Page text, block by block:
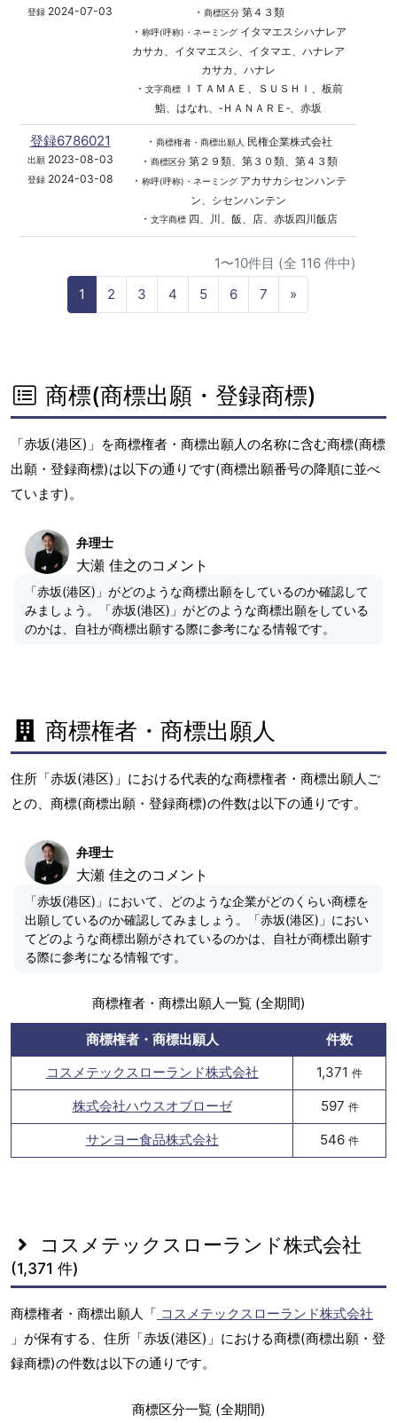
登録 2024-07-03
・ 商標区分第４３類
・ 称呼(呼称)・ネーミングイタマエスシハナレア
カサカ、イタマエスシ、イタマエ、ハナレア
カサカ、ハナレ
・ 文字商標ＩＴＡＭＡＥ、ＳＵＳＨＩ、板前
鮨、はなれ、‐ＨＡＮＡＲＥ‐、赤坂
登録6786021
出願2023-08-03
登録2024-03-08
・ 商標権者・商標出願人 民権企業株式会社
・ 商標区分第２９類、第３０類、第４３類
・ 称呼(呼称)・ネーミングアカサカシセンハンテ
ン、シセンハンテン
・ 文字商標四、川、飯、店、赤坂四川飯店
1〜10件目 (全 116 件中)
1
2 3 4 5 6 7 »
e
商標(商標出願・登録商標)
「赤坂(港区)」を商標権者・商標出願人の名称に含む商標(商標
出願・登録商標)は以下の通りです(商標出願番号の降順に並べ
ています)。
弁理士
大瀬 佳之のコメント
「赤坂(港区)」がどのような商標出願をしているのか確認して
みましょう。「赤坂(港区)」がどのような商標出願をしている
のかは、自社が商標出願する際に参考になる情報です。
商標権者・商標出願人
住所「赤坂(港区)」における代表的な商標権者・商標出願人ご
との、商標(商標出願・登録商標)の件数は以下の通りです。
弁理士
大瀬 佳之のコメント
「赤坂(港区)」において、どのような企業がどのくらい商標を
出願しているのか確認してみましょう。「赤坂(港区)」におい
てどのような商標出願がされているのかは、自社が商標出願す
る際に参考になる情報です。
商標権者・商標出願人一覧 (全期間)
商標権者・商標出願人
件数
コスメテックスローランド株式会社
1,371 件
株式会社ハウスオブローゼ 597 件
サンヨー食品株式会社 546 件
コスメテックスローランド株式会社
(1,371 件)
商標権者・商標出願人「 コスメテックスローランド株式会社
」が保有する、住所「赤坂(港区)」における商標(商標出願・登
録商標)の件数は以下の通りです。
商標区分一覧 (全期間)